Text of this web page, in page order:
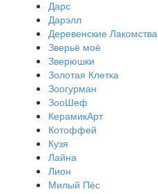
Дарс
Дарэлл
Деревенские Лакомства
Зверьё моё
Зверюшки
Золотая Клетка
Зоогурман
ЗооШеф
КерамикАрт
Котоффей
Кузя
Лайна
Лион
Милый Пёс